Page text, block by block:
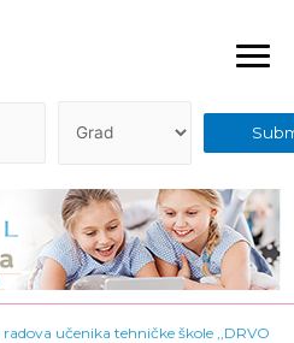
učenika tehničke škole ,,DRVO